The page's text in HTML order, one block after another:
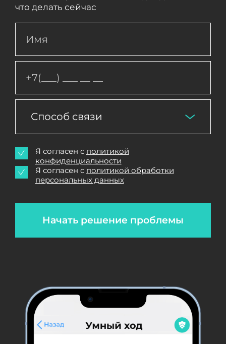
что делать сейчас
Способ связи
Начать решение проблемы
Я согласен с политикой
конфиденциальности
Я согласен с политикой обработки
персональных данных